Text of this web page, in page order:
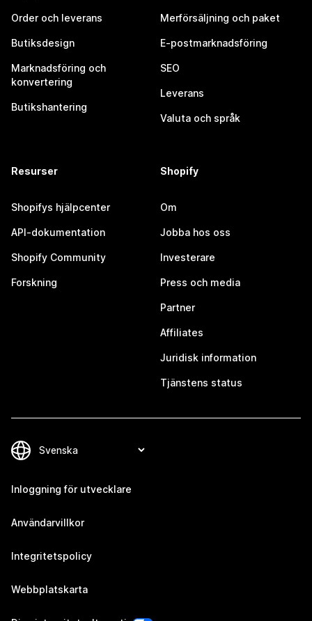
Order och leverans
Butiksdesign
Marknadsföring och
konvertering
Butikshantering
Merförsäljning och paket
E-postmarknadsföring
SEO
Leverans
Valuta och språk
Resurser
Shopifys hjälpcenter
API-dokumentation
Shopify Community
Forskning
Shopify
Om
Jobba hos oss
Investerare
Press och media
Partner
Affiliates
Juridisk information
Tjänstens status
Inloggning för utvecklare
Användarvillkor
Integritetspolicy
Webbplatskarta